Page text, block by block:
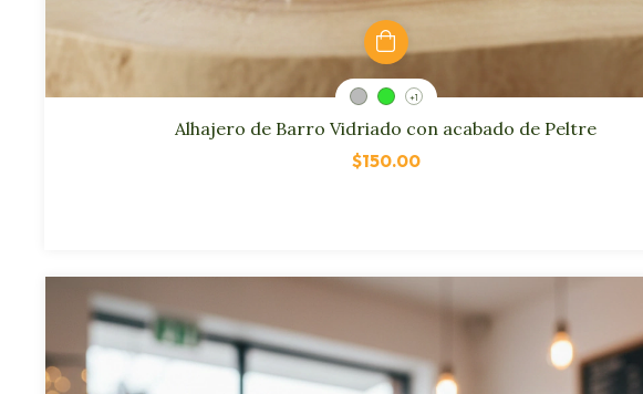
+1
Alhajero de Barro Vidriado con acabado de Peltre
$150.00